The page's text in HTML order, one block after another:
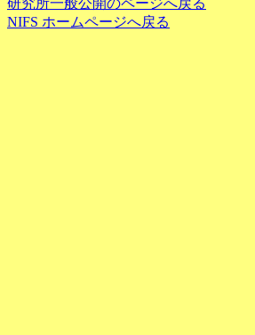
研究所一般公開のページへ戻る
NIFS ホームページへ戻る